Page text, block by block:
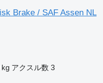
Brake / SAF Assen NL
kg アクスル数 3